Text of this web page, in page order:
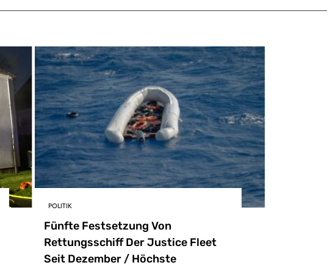
POLITIK
Fünfte Festsetzung Von
Rettungsschiff Der Justice Fleet
Seit Dezember / Höchste